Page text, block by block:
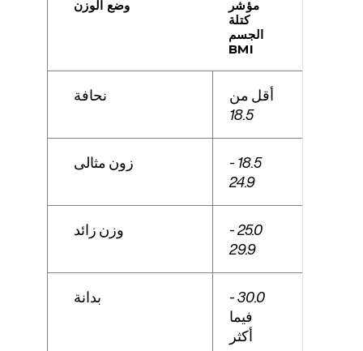
مؤشر
كتلة
الجسم
BMI
وضع الوزن
أقل من
18.5
نحافة
18.5 -
24.9
زون مثالى
25.0 -
29.9
وزن زائد
30.0 -
فيما
أكثر
بدانة